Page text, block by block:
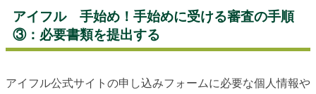
アイフル 手始め！手始めに受ける審査の手順
③：必要書類を提出する
アイフル公式サイトの申し込みフォームに必要な個人情報や